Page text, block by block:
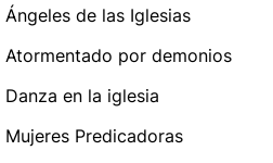
Ángeles de las Iglesias
Atormentado por demonios
Danza en la iglesia
Mujeres Predicadoras